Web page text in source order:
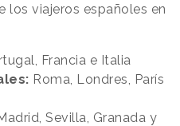
los viajeros españoles en
Francia e Italia
Roma, Londres, París
Sevilla, Granada y